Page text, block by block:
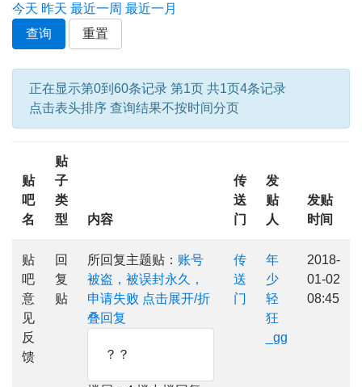
今天 昨天 最近一周 最近一月
查询
重置
正在显示第0到60条记录 第1页 共1页4条记录
点击表头排序 查询结果不按时间分页
贴
吧
名
贴
子
类
型
内容
传
送
门
发
贴
人
发贴
时间
贴
吧
意
见
反
馈
回
复
贴
所回复主题贴： 账号
被盗，被误封永久，
申请失败 点击展开/折
叠回复
？？
传
送
门
年
少
轻
狂
_gg
2018-
01-02
08:45